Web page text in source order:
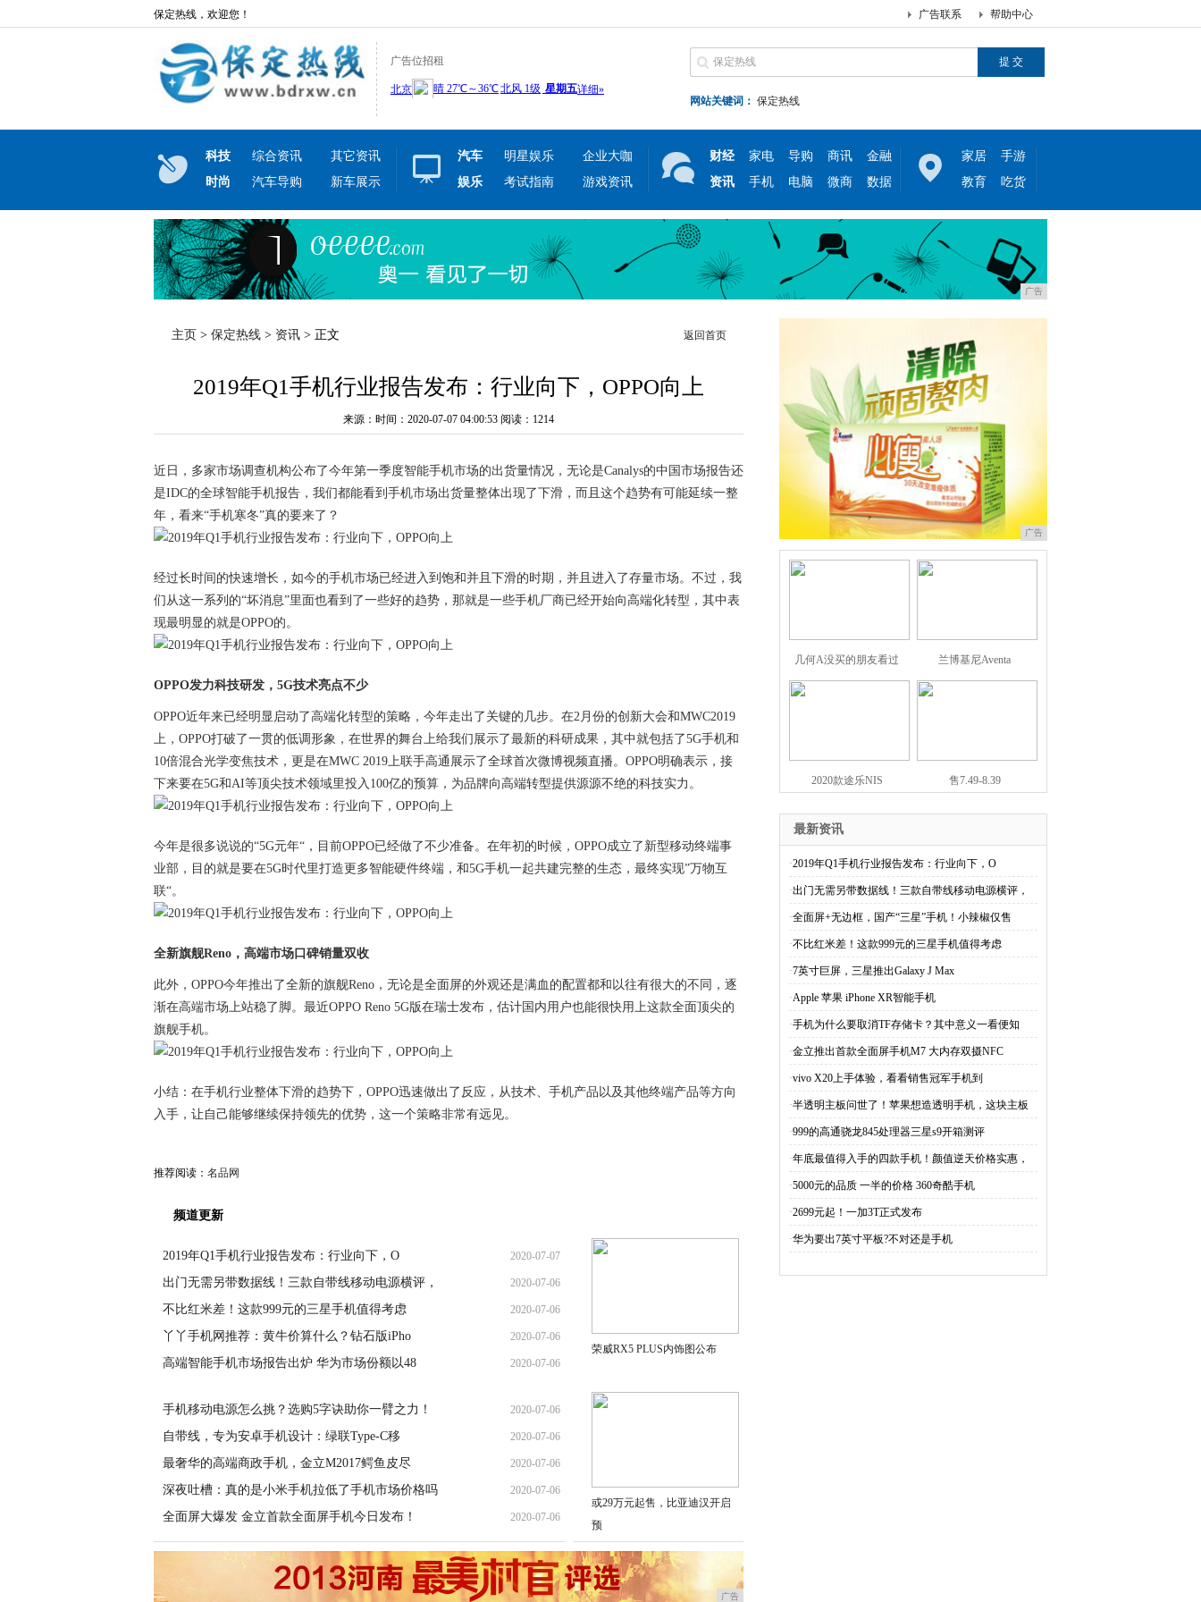
保定热线，欢迎您！ 帮助中心
广告联系
广告位招租
网站关键词： 保定热线
科技 综合资讯
其它资讯
时尚
汽车导购 新车展示
汽车 明星娱乐
企业大咖
娱乐
考试指南 游戏资讯
财经 家电 导购 商讯
金融
资讯
手机 电脑 微商 数据
家居
手游
教育
吃货
广告
主页 > 保定热线 > 资讯 > 正文 返回首页
2019年Q1手机行业报告发布：行业向下，OPPO向上
来源：时间：2020-07-07 04:00:53 阅读：1214
近日，多家市场调查机构公布了今年第一季度智能手机市场的出货量情况，无论是Canalys的中国市场报告还
是IDC的全球智能手机报告，我们都能看到手机市场出货量整体出现了下滑，而且这个趋势有可能延续一整
年，看来“手机寒冬”真的要来了？
经过长时间的快速增长，如今的手机市场已经进入到饱和并且下滑的时期，并且进入了存量市场。不过，我
们从这一系列的“坏消息”里面也看到了一些好的趋势，那就是一些手机厂商已经开始向高端化转型，其中表
现最明显的就是OPPO的。
OPPO发力科技研发，5G技术亮点不少
OPPO近年来已经明显启动了高端化转型的策略，今年走出了关键的几步。在2月份的创新大会和MWC2019
上，OPPO打破了一贯的低调形象，在世界的舞台上给我们展示了最新的科研成果，其中就包括了5G手机和
10倍混合光学变焦技术，更是在MWC 2019上联手高通展示了全球首次微博视频直播。OPPO明确表示，接
下来要在5G和AI等顶尖技术领域里投入100亿的预算，为品牌向高端转型提供源源不绝的科技实力。
今年是很多说说的“5G元年“，目前OPPO已经做了不少准备。在年初的时候，OPPO成立了新型移动终端事
业部，目的就是要在5G时代里打造更多智能硬件终端，和5G手机一起共建完整的生态，最终实现”万物互
联“。
全新旗舰Reno，高端市场口碑销量双收
此外，OPPO今年推出了全新的旗舰Reno，无论是全面屏的外观还是满血的配置都和以往有很大的不同，逐
渐在高端市场上站稳了脚。最近OPPO Reno 5G版在瑞士发布，估计国内用户也能很快用上这款全面顶尖的
旗舰手机。
小结：在手机行业整体下滑的趋势下，OPPO迅速做出了反应，从技术、手机产品以及其他终端产品等方向
入手，让自己能够继续保持领先的优势，这一个策略非常有远见。
推荐阅读： 名品网
频道更新
2019年Q1手机行业报告发布：行业向下，O 2020-07-07
出门无需另带数据线！三款自带线移动电源横评， 2020-07-06
不比红米差！这款999元的三星手机值得考虑 2020-07-06
丫丫手机网推荐：黄牛价算什么？钻石版iPho 2020-07-06
高端智能手机市场报告出炉 华为市场份额以48 2020-07-06
手机移动电源怎么挑？选购5字诀助你一臂之力！ 2020-07-06
自带线，专为安卓手机设计：绿联Type-C移 2020-07-06
最奢华的高端商政手机，金立M2017鳄鱼皮尽 2020-07-06
深夜吐槽：真的是小米手机拉低了手机市场价格吗 2020-07-06
全面屏大爆发 金立首款全面屏手机今日发布！ 2020-07-06
荣威RX5 PLUS内饰图公布
或29万元起售，比亚迪汉开启
预
广告
广告
几何A没买的朋友看过 兰博基尼Aventa
2020款途乐NIS 售7.49-8.39
最新资讯
·2019年Q1手机行业报告发布：行业向下，O
·出门无需另带数据线！三款自带线移动电源横评，
·全面屏+无边框，国产“三星”手机！小辣椒仅售
·不比红米差！这款999元的三星手机值得考虑
·7英寸巨屏，三星推出Galaxy J Max
·Apple 苹果 iPhone XR智能手机
·手机为什么要取消TF存储卡？其中意义一看便知
·金立推出首款全面屏手机M7 大内存双摄NFC
·vivo X20上手体验，看看销售冠军手机到
·半透明主板问世了！苹果想造透明手机，这块主板
·999的高通骁龙845处理器三星s9开箱测评
·年底最值得入手的四款手机！颜值逆天价格实惠，
·5000元的品质 一半的价格 360奇酷手机
·2699元起！一加3T正式发布
·华为要出7英寸平板?不对还是手机